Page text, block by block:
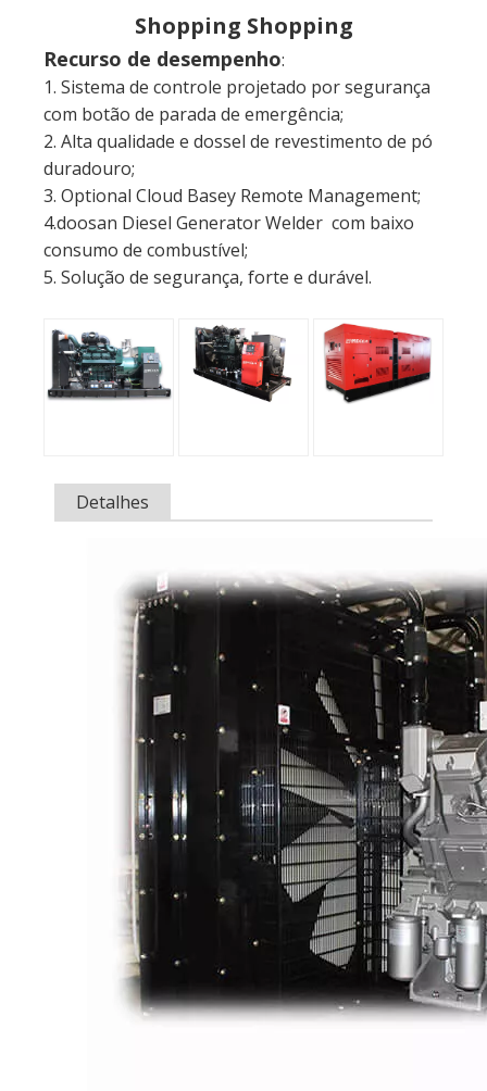
Shopping Shopping
Recurso de desempenho:
1. Sistema de controle projetado por segurança
com botão de parada de emergência;
2. Alta qualidade e dossel de revestimento de pó
duradouro;
3. Optional Cloud Basey Remote Management;
4.doosan Diesel Generator Welder com baixo
consumo de combustível;
5. Solução de segurança, forte e durável.
Detalhes